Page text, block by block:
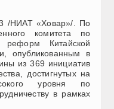
/НИАТ «Ховар»/. По
комитета по
Китайской
опубликованным в
из 369 инициатив
достигнутых на
уровня по
в рамках